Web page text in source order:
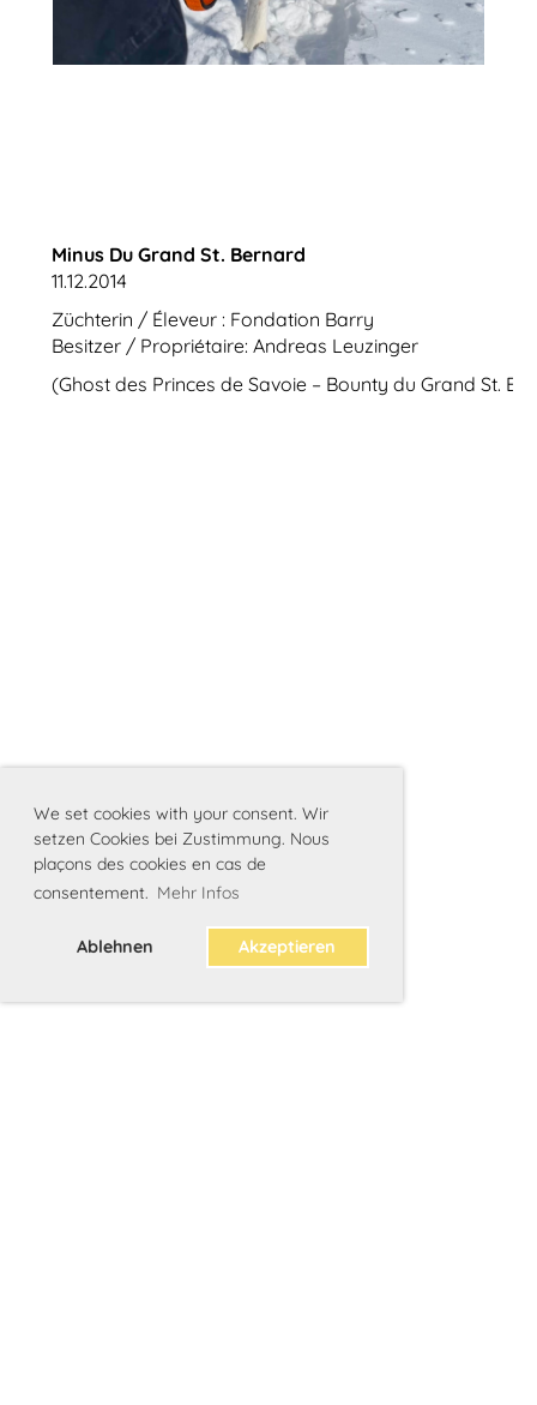
We set cookies with your consent. Wir
setzen Cookies bei Zustimmung. Nous
plaçons des cookies en cas de
consentement. Mehr Infos
Ablehnen Akzeptieren
Minus Du Grand St. Bernard
11.12.2014
Züchterin / Éleveur : Fondation Barry
Besitzer / Propriétaire: Andreas Leuzinger
(Ghost des Princes de Savoie – Bounty du Grand St.